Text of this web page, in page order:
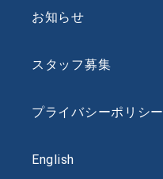
お知らせ
スタッフ募集
プライバシーポリシー
English